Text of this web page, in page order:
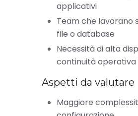
applicativi
Team che lavorano
file o database
Necessità di alta
continuità operativa
Aspetti da valutare
Maggiore